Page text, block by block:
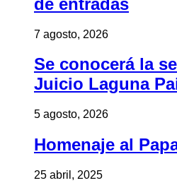
7 agosto, 2026
Se conocerá la
Juicio Laguna
5 agosto, 2026
Homenaje al
25 abril, 2025